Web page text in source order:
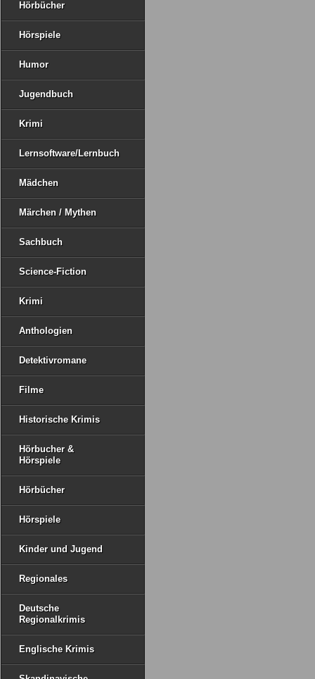
Hörbücher
Hörspiele
Humor
Jugendbuch
Krimi
Lernsoftware/Lernbuch
Mädchen
Märchen / Mythen
Sachbuch
Science-Fiction
Krimi
Anthologien
Detektivromane
Filme
Historische Krimis
Hörbucher &
Hörspiele
Hörbücher
Hörspiele
Kinder und Jugend
Regionales
Deutsche
Regionalkrimis
Englische Krimis